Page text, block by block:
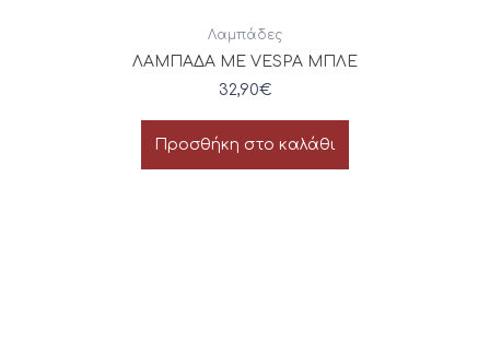
Λαμπάδες
ΛΑΜΠΑΔΑ ΜΕ VESPA ΜΠΛΕ
32,90€
Προσθήκη στο καλάθι